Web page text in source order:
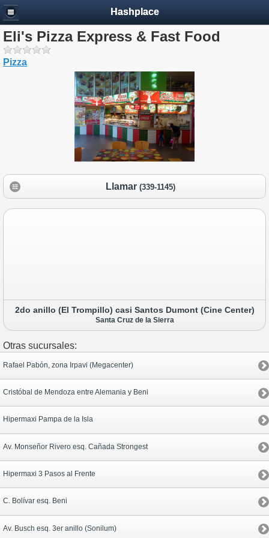
Hashplace
Eli's Pizza Express & Fast Food
Pizza
Llamar (339-1145)
2do anillo (El Trompillo) casi Santos Dumont (Cine Center)
Santa Cruz de la Sierra
Otras sucursales:
Rafael Pabón, zona Irpavi (Megacenter)
Cristóbal de Mendoza entre Alemania y Beni
Hipermaxi Pampa de la Isla
Av. Monseñor Rivero esq. Cañada Strongest
Hipermaxi 3 Pasos al Frente
C. Bolívar esq. Beni
Av. Busch esq. 3er anillo (Sonilum)